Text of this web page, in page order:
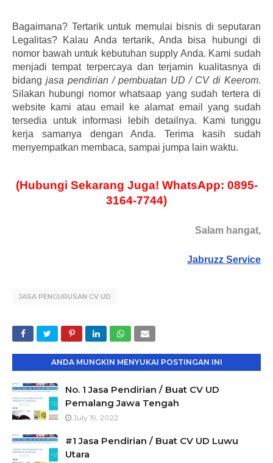
Bagaimana? Tertarik untuk memulai bisnis di seputaran
Legalitas? Kalau Anda tertarik, Anda bisa hubungi di
nomor bawah untuk kebutuhan supply Anda. Kami sudah
menjadi tempat terpercaya dan terjamin kualitasnya di
bidang jasa pendirian / pembuatan UD / CV di Keerom.
Silakan hubungi nomor whatsaap yang sudah tertera di
website kami atau email ke alamat email yang sudah
tersedia untuk informasi lebih detailnya. Kami tunggu
kerja samanya dengan Anda. Terima kasih sudah
menyempatkan membaca, sampai jumpa lain waktu.
(Hubungi Sekarang Juga! WhatsApp: 0895-
3164-7744)
Salam hangat,
Jabruzz Service
JASA PENGURUSAN CV UD
ANDA MUNGKIN MENYUKAI POSTINGAN INI
No. 1 Jasa Pendirian / Buat CV UD
Pemalang Jawa Tengah
July 19, 2022
#1 Jasa Pendirian / Buat CV UD Luwu
Utara